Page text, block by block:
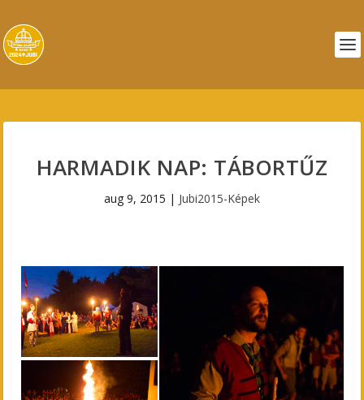
HARMADIK NAP: TÁBORTŰZ
aug 9, 2015 | Jubi2015-Képek